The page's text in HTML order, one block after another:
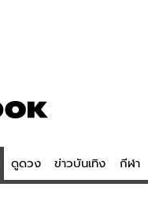
ดูดวง ข่าวบันเทิง กีฬา